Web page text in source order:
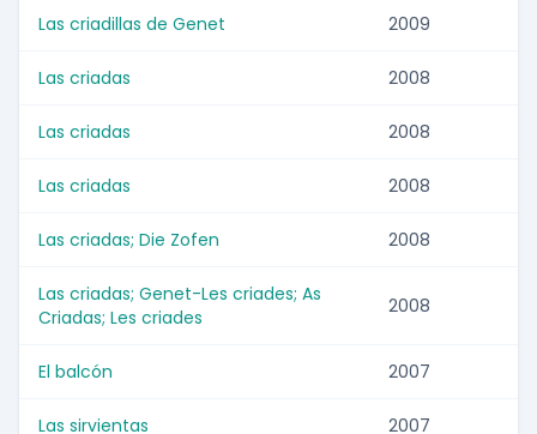
Las criadillas de Genet 2009
Las criadas 2008
Las criadas 2008
Las criadas 2008
Las criadas; Die Zofen 2008
Las criadas; Genet-Les criades; As
Criadas; Les criades
2008
El balcón 2007
Las sirvientas 2007